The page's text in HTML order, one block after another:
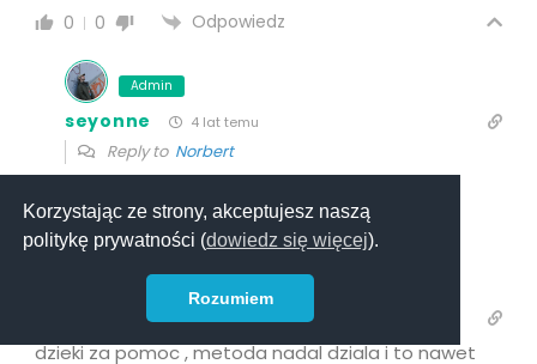
Korzystając ze strony, akceptujesz naszą
politykę prywatności (dowiedz się więcej).
Rozumiem
0 0 Odpowiedz
Admin
seyonne 4 lat temu
Reply to Norbert
0 0 Odpowiedz
4 lat temu
dzieki za pomoc , metoda nadal dziala i to nawet